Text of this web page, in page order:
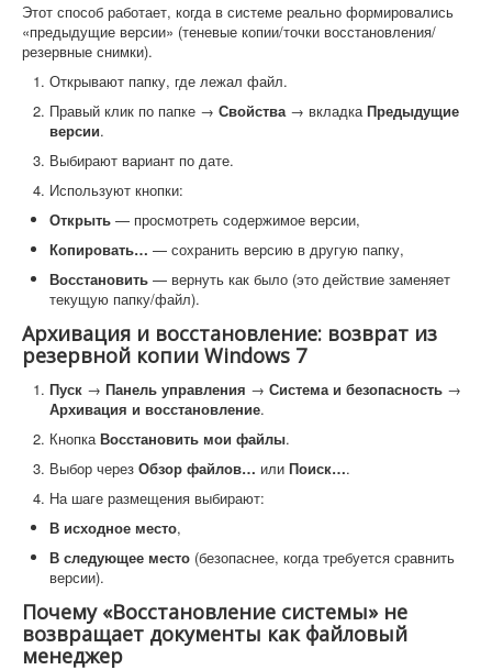
Этот способ работает, когда в системе реально формировались
«предыдущие версии» (теневые копии/точки восстановления/
резервные снимки).
Открывают папку, где лежал файл.
Правый клик по папке → Свойства→ вкладкаПредыдущие
версии.
Выбирают вариант по дате.
Используют кнопки:
Открыть — просмотреть содержимое версии,
Копировать… — сохранить версию в другую папку,
Восстановить — вернуть как было (это действие заменяет
текущую папку/файл).
Архивация и восстановление: возврат из
резервной копии Windows 7
Пуск → Панель управления → Система и безопасность →
Архивация и восстановление.
КнопкаВосстановить мои файлы.
Выбор через Обзор файлов… или Поиск….
На шаге размещения выбирают:
В исходное место,
В следующее место (безопаснее, когда требуется сравнить
версии).
Почему «Восстановление системы» не
возвращает документы как файловый
менеджер